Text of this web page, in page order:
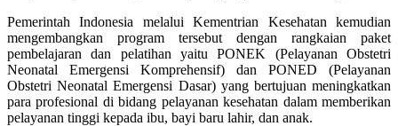
Pemerintah Indonesia melalui Kementrian Kesehatan kemudian
mengembangkan program tersebut dengan rangkaian paket
pembelajaran dan pelatihan yaitu PONEK (Pelayanan Obstetri
Neonatal Emergensi Komprehensif) dan PONED (Pelayanan
Obstetri Neonatal Emergensi Dasar) yang bertujuan meningkatkan
para profesional di bidang pelayanan kesehatan dalam memberikan
pelayanan tinggi kepada ibu, bayi baru lahir, dan anak.